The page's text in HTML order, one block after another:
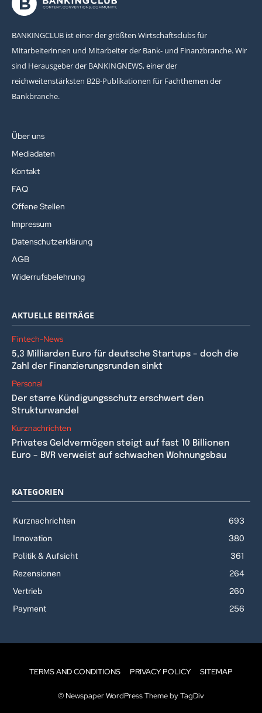
BANKINGCLUB ist einer der größten Wirtschaftsclubs für
Mitarbeiterinnen und Mitarbeiter der Bank- und Finanzbranche. Wir
sind Herausgeber der BANKINGNEWS, einer der
reichweitenstärksten B2B-Publikationen für Fachthemen der
Bankbranche.
Über uns
Mediadaten
Kontakt
FAQ
Offene Stellen
Impressum
Datenschutzerklärung
AGB
Widerrufsbelehrung
AKTUELLE BEITRÄGE
Fintech-News
5,3 Milliarden Euro für deutsche Startups – doch die
Zahl der Finanzierungsrunden sinkt
Personal
Der starre Kündigungsschutz erschwert den
Strukturwandel
Kurznachrichten
Privates Geldvermögen steigt auf fast 10 Billionen
Euro – BVR verweist auf schwachen Wohnungsbau
KATEGORIEN
Kurznachrichten
693
Innovation
380
Politik & Aufsicht
361
Rezensionen
264
Vertrieb
260
Payment
256
TERMS AND CONDITIONS PRIVACY POLICY SITEMAP
© Newspaper WordPress Theme by TagDiv